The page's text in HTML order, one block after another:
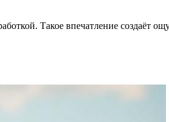
Такое впечатление создаёт